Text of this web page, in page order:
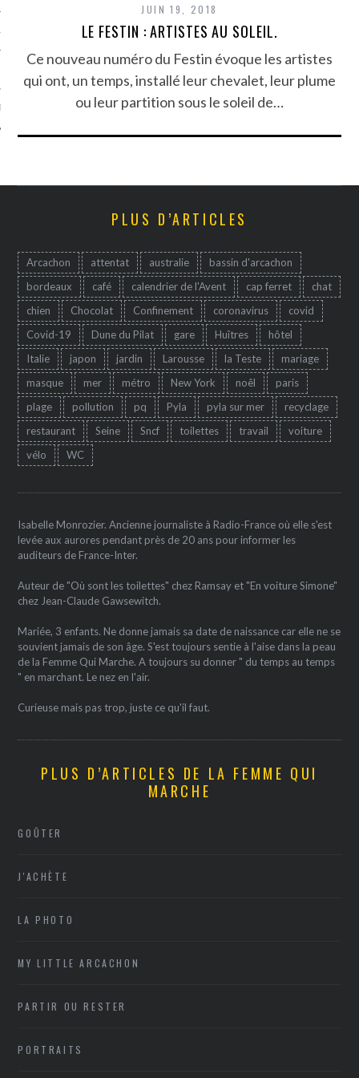
ARCACHON
JUIN 19, 2018
LE FESTIN : ARTISTES AU SOLEIL.
Ce nouveau numéro du Festin évoque les artistes
qui ont, un temps, installé leur chevalet, leur plume
ou leur partition sous le soleil de…
PLUS D’ARTICLES
Arcachon attentat australie
bassin d'arcachon
bordeaux
café calendrier de l'Avent cap ferret
chat
chien
Chocolat Confinement coronavirus
covid
Covid-19
Dune du Pilat gare Huîtres
hôtel
Italie
japon jardin Larousse la Teste
mariage
masque
mer métro New York noêl
paris
plage
pollution pq Pyla pyla sur mer
recyclage
restaurant
Seine Sncf toilettes travail
voiture
vélo
WC
Isabelle Monrozier. Ancienne journaliste à Radio-France où elle s'est
levée aux aurores pendant près de 20 ans pour informer les
auditeurs de France-Inter.
Auteur de "Où sont les toilettes" chez Ramsay et "En voiture Simone"
chez Jean-Claude Gawsewitch.
Mariée, 3 enfants. Ne donne jamais sa date de naissance car elle ne se
souvient jamais de son âge. S'est toujours sentie à l'aise dans la peau
de la Femme Qui Marche. A toujours su donner " du temps au temps
" en marchant. Le nez en l'air.
Curieuse mais pas trop, juste ce qu'il faut.
PLUS D’ARTICLES DE LA FEMME QUI
MARCHE
GOÛTER
J'ACHÈTE
LA PHOTO
MY LITTLE ARCACHON
PARTIR OU RESTER
PORTRAITS